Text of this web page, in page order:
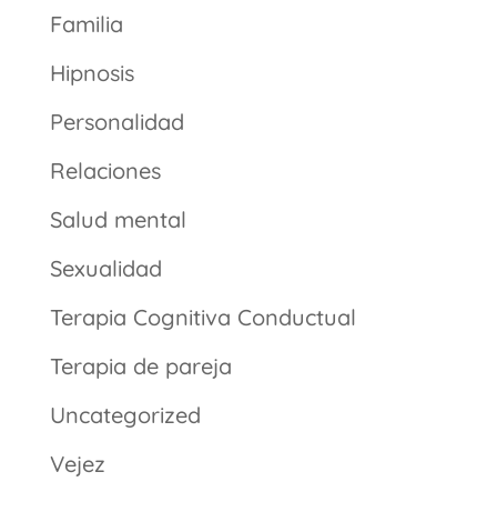
Familia
Hipnosis
Personalidad
Relaciones
Salud mental
Sexualidad
Terapia Cognitiva Conductual
Terapia de pareja
Uncategorized
Vejez